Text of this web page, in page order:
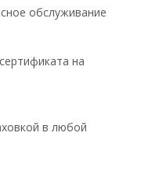
обслуживание
на
в любой